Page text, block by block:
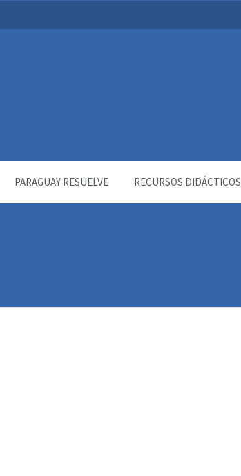
PARAGUAY RESUELVE RECURSOS DIDÁCTICOS